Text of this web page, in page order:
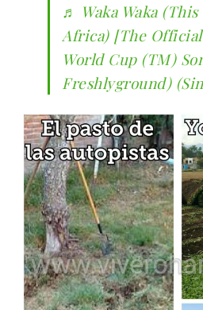
♬ Waka Waka
Africa) [The Official
World Cup (TM)
Freshlyground)